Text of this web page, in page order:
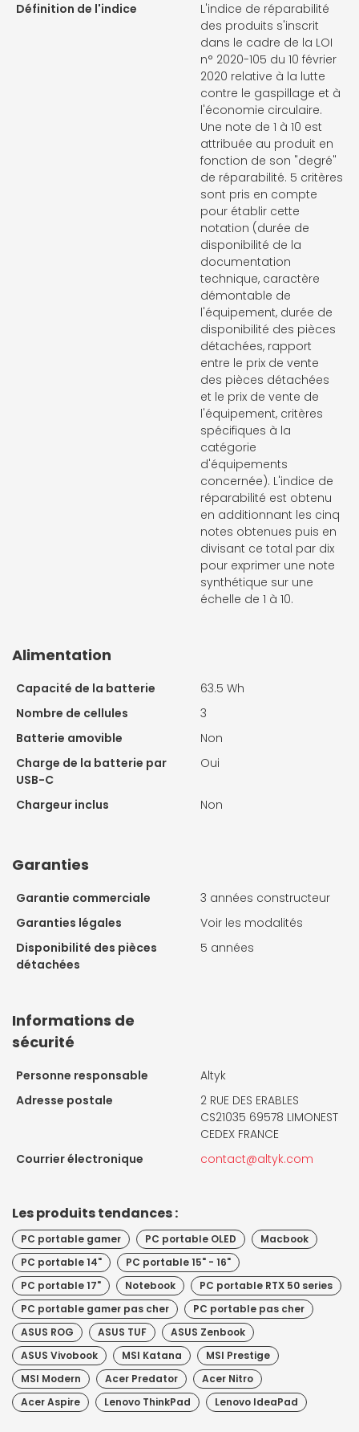
Définition de l'indice
L'indice de réparabilité
des produits s'inscrit
dans le cadre de la LOI
n° 2020-105 du 10 février
2020 relative à la lutte
contre le gaspillage et à
l'économie circulaire.
Une note de 1 à 10 est
attribuée au produit en
fonction de son "degré"
de réparabilité. 5 critères
sont pris en compte
pour établir cette
notation (durée de
disponibilité de la
documentation
technique, caractère
démontable de
l'équipement, durée de
disponibilité des pièces
détachées, rapport
entre le prix de vente
des pièces détachées
et le prix de vente de
l'équipement, critères
spécifiques à la
catégorie
d'équipements
concernée). L'indice de
réparabilité est obtenu
en additionnant les cinq
notes obtenues puis en
divisant ce total par dix
pour exprimer une note
synthétique sur une
échelle de 1 à 10.
Alimentation
Capacité de la batterie
63.5 Wh
Nombre de cellules
3
Batterie amovible
Non
Charge de la batterie par
USB-C
Oui
Chargeur inclus Non
Garanties
Garantie commerciale
3 années constructeur
Garanties légales
Voir les modalités
Disponibilité des pièces
détachées
5 années
Informations de
sécurité
Personne responsable
Altyk
Adresse postale
2 RUE DES ERABLES
CS21035 69578 LIMONEST
CEDEX FRANCE
Courrier électronique
contact@altyk.com
Les produits tendances :
PC portable gamer PC portable OLED
Macbook
PC portable 14"
PC portable 15" - 16"
PC portable 17"
Notebook
PC portable RTX 50 series
PC portable gamer pas cher
PC portable pas cher
ASUS ROG
ASUS TUF
ASUS Zenbook
ASUS Vivobook
MSI Katana
MSI Prestige
MSI Modern
Acer Predator
Acer Nitro
Acer Aspire
Lenovo ThinkPad Lenovo IdeaPad